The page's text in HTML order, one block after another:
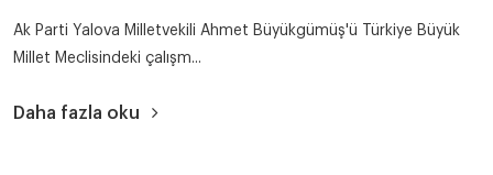
Ak Parti Yalova Milletvekili Ahmet Büyükgümüş'ü Türkiye Büyük
Millet Meclisindeki çalışm...
Daha fazla oku